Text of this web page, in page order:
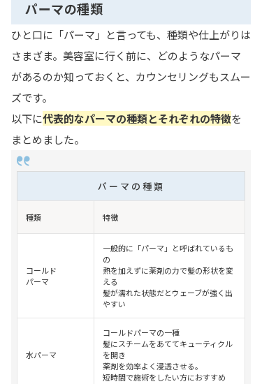
パーマの種類
ひと口に「パーマ」と言っても、種類や仕上がりは
さまざま。美容室に行く前に、どのようなパーマ
があるのか知っておくと、カウンセリングもスムー
ズです。
以下に代表的なパーマの種類とそれぞれの特徴を
まとめました。
パーマの種類
種類 特徴
コールド
パーマ
一般的に「パーマ」と呼ばれているも
の
熱を加えずに薬剤の力で髪の形状を変
える
髪が濡れた状態だとウェーブが強く出
やすい
水パーマ
コールドパーマの一種
髪にスチームをあててキューティクル
を開き
薬剤を効率よく浸透させる。
短時間で施術をしたい方におすすめ